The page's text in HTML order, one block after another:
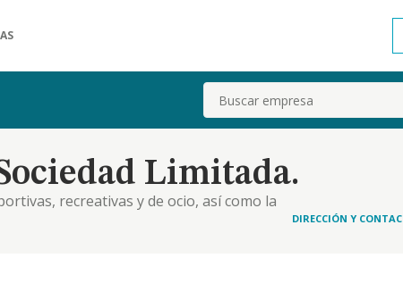
Buscar
Limitada.
recreativas y de ocio, así como la
con exclusión expresa de la actividad de agencia
DIRECCIÓN Y